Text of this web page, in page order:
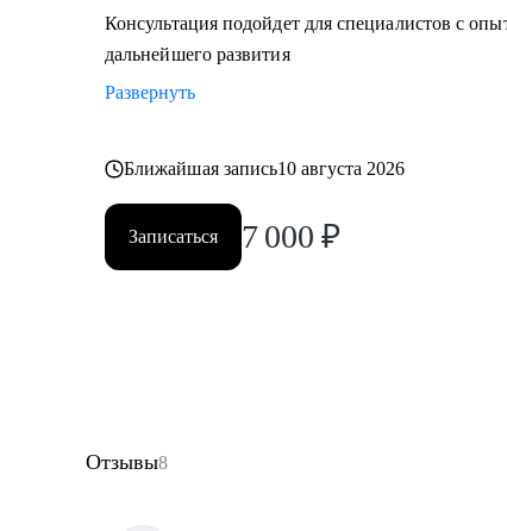
Консультация подойдет для специалистов с
дальнейшего развития
Развернуть
Ближайшая запись10 августа 2026
Записаться 7 000 ₽
Отзывы8